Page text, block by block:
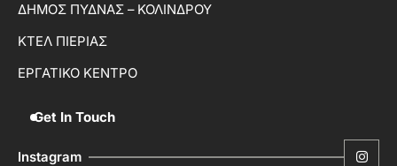
ΔΗΜΟΣ ΠΥΔΝΑΣ – ΚΟΛΙΝΔΡΟΥ
ΚΤΕΛ ΠΙΕΡΙΑΣ
ΕΡΓΑΤΙΚΟ ΚΕΝΤΡΟ
Get In Touch
Instagram